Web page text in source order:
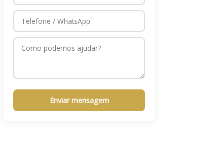
Enviar mensagem